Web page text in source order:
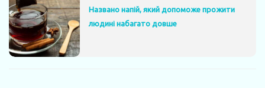
Названо напій, який допоможе прожити
людині набагато довше